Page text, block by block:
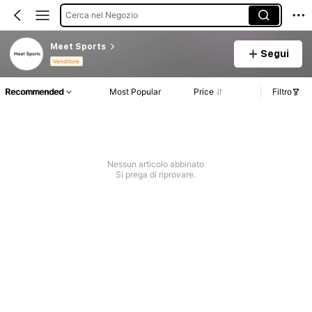
Cerca nel Negozio
Meet Sports
Venditore
Segui
Recommended Most Popular Price Filtro
Nessun articolo abbinato
Si prega di riprovare.